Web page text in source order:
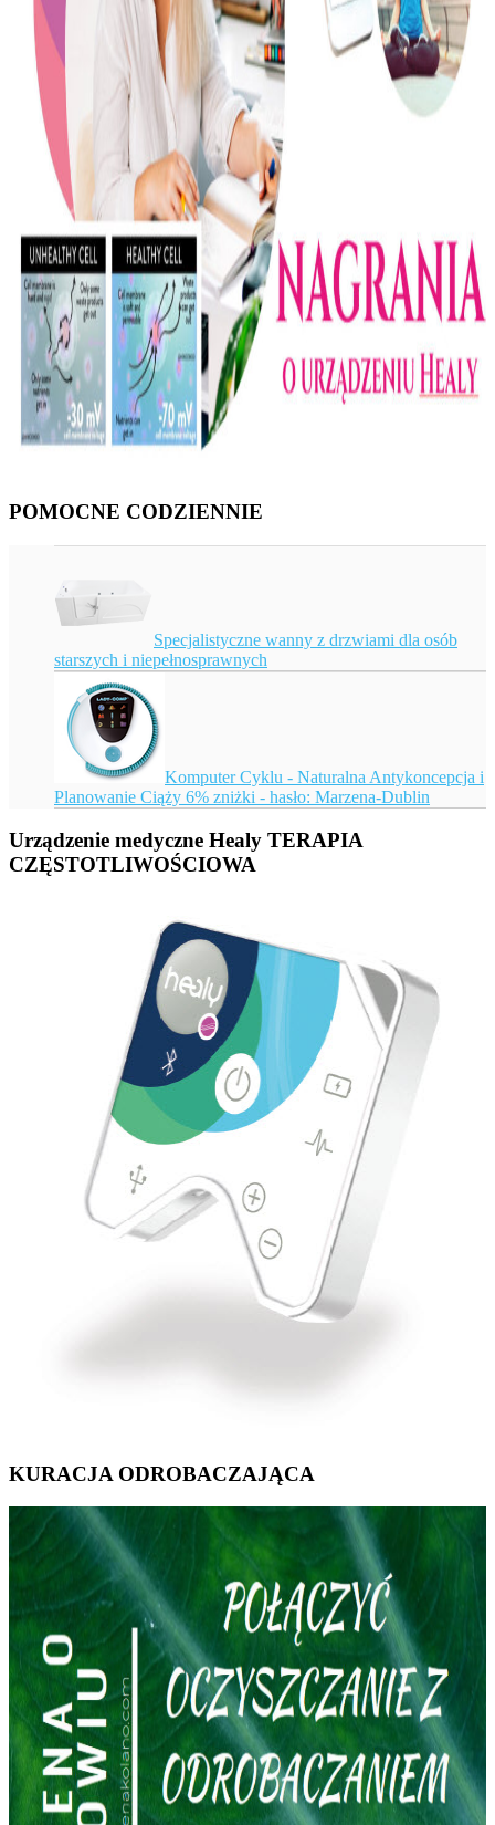
POMOCNE CODZIENNIE
Specjalistyczne wanny z drzwiami dla osób
starszych i niepełnosprawnych
Komputer Cyklu - Naturalna Antykoncepcja i
Planowanie Ciąży 6% zniżki - hasło: Marzena-Dublin
Urządzenie medyczne Healy TERAPIA
CZĘSTOTLIWOŚCIOWA
KURACJA ODROBACZAJĄCA